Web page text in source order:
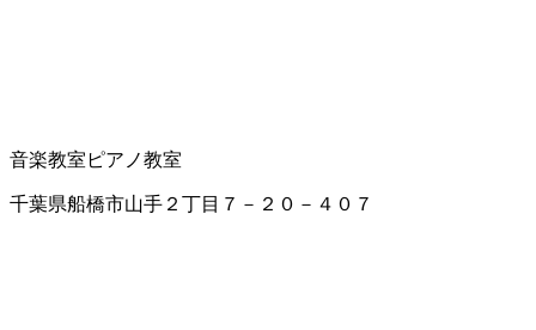
音楽教室 ピアノ教室
千葉県船橋市山手２丁目７－２０－４０７